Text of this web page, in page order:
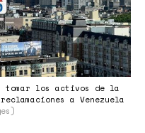
tomar los activos de la
a Venezuela